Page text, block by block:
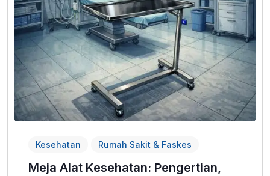
Kesehatan Rumah Sakit & Faskes
Meja Alat Kesehatan: Pengertian,